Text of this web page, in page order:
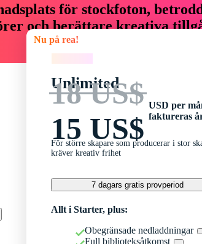
för stockfoton,
och berättare kreativa
Nu på rea!
Unlimited
18 US$
15 US$
USD per
faktureras
För större skapare som producerar i stor
kräver kreativ frihet
7 dagars gratis provperiod
Allt i Starter, plus:
Obegränsade nedladdningar
Full biblioteksåtkomst